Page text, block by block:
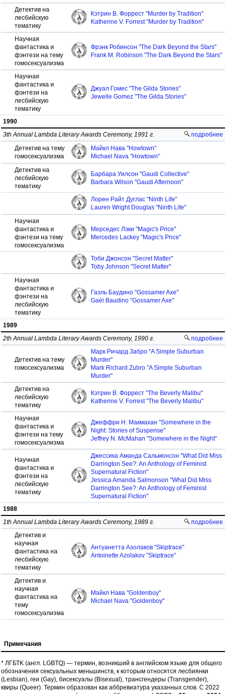
Детектив на
лесбийскую
тематику
Кэтрин В. Форрест "Murder by Tradition"
Katherine V. Forrest "Murder by Tradition"
Научная
фантастика и
фэнтези на тему
гомосексуализма
Фрэнк Робинсон "The Dark Beyond the Stars"
Frank M. Robinson "The Dark Beyond the Stars"
Научная
фантастика и
фэнтези на
лесбийскую
тематику
Джуал Гомес "The Gilda Stories"
Jewelle Gomez "The Gilda Stories"
1990
подробнее
3th Annual Lambda Literary Awards Ceremony, 1991 г.
Детектив на тему
гомосексуализма
Майкл Нава "Howtown"
Michael Nava "Howtown"
Детектив на
лесбийскую
тематику
Барбара Уилсон "Gaudi Collective"
Barbara Wilson "Gaudi Afternoon"
Лорен Райт Дуглас "Ninth Life"
Lauren Wright Douglas "Ninth Life"
Научная
фантастика и
фэнтези на тему
гомосексуализма
Мерседес Лэки "Magic's Price"
Mercedes Lackey "Magic's Price"
Тоби Джонсон "Secret Matter"
Toby Johnson "Secret Matter"
Научная
фантастика и
фэнтези на
лесбийскую
тематику
Гаэль Баудино "Gossamer Axe"
Gaèl Baudino "Gossamer Axe"
1989
подробнее
2th Annual Lambda Literary Awards Ceremony, 1990 г.
Детектив на тему
гомосексуализма
Марк Ричард Забро "A Simple Suburban
Murder"
Mark Richard Zubro "A Simple Suburban
Murder"
Детектив на
лесбийскую
тематику
Кэтрин В. Форрест "The Beverly Malibu"
Katherine V. Forrest "The Beverly Malibu"
Научная
фантастика и
фэнтези на тему
гомосексуализма
Джеффри Н. Макмахан "Somewhere in the
Night: Stories of Suspense"
Jeffrey N. McMahan "Somewhere in the Night"
Научная
фантастика и
фэнтези на
лесбийскую
тематику
Джессика Аманда Сальмонсон "What Did Miss
Darrington See?: An Anthology of Feminist
Supernatural Fiction"
Jessica Amanda Salmonson "What Did Miss
Darrington See?: An Anthology of Feminist
Supernatural Fiction"
1988
подробнее
1th Annual Lambda Literary Awards Ceremony, 1989 г.
Детектив и
научная
фантастика на
лесбийскую
тематику
Антуанетта Азолаков "Skiptrace"
Antoinette Azolakov "Skiptrace"
Детектив и
научная
фантастика на
тему
гомосексуализма
Майкл Нава "Goldenboy"
Michael Nava "Goldenboy"
Примечания
* ЛГБТK (англ. LGBTQ) — термин, возникший в английском языке для общего
обозначения сексуальных меньшинств, к которым относятся лесбиянки
(Lesbian), геи (Gay), бисексуалы (Bisexual), трансгендеры (Transgender),
квиры (Queer). Термин образован как аббревиатура указанных слов. С 2022